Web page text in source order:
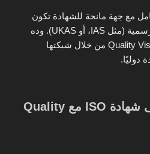
مع جهة مانحة للشهادة تكون
معترف بها من هيئة اعتماد رسمية (مثل IAS، أو UKAS). وده
Quality من خلال شبكتها
دوليًا.
خطوات الحصول على شهادة ISO مع Quality